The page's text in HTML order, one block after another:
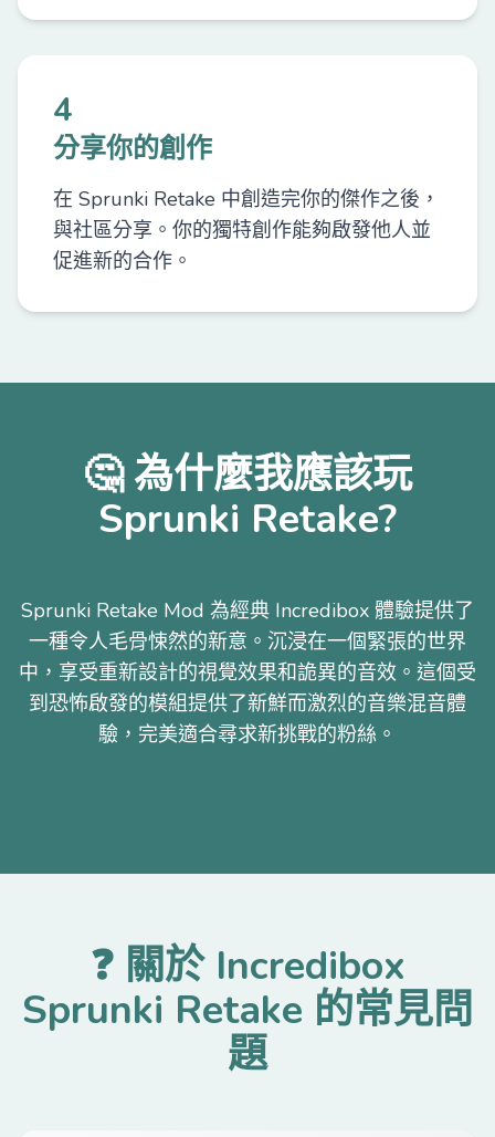
4
分享你的創作
在 Sprunki Retake 中創造完你的傑作之後，
與社區分享。你的獨特創作能夠啟發他人並
促進新的合作。
🤔 為什麼我應該玩
Sprunki Retake?
Sprunki Retake Mod 為經典 Incredibox 體驗提供了
一種令人毛骨悚然的新意。沉浸在一個緊張的世界
中，享受重新設計的視覺效果和詭異的音效。這個受
到恐怖啟發的模組提供了新鮮而激烈的音樂混音體
驗，完美適合尋求新挑戰的粉絲。
❓ 關於 Incredibox
Sprunki Retake 的常見問
題